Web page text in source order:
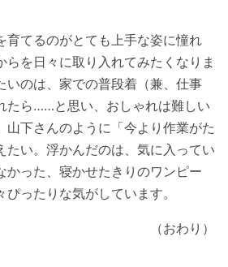
育てるのがとても上手な姿に憧れ
らを日々に取り入れてみたくなりま
いのは、家での普段着（兼、仕事
たら……と思い、おしゃれは難しい
山下さんのように「今より作業がた
たい。浮かんだのは、気に入ってい
かった、寝かせたきりのワンピー
ったりな気がしています。
（おわり）